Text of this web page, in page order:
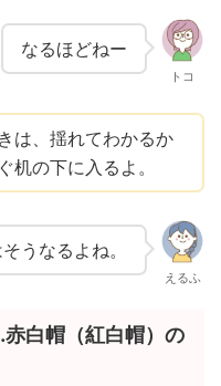
なるほどねー
トコ
は、揺れてわかるか
机の下に入るよ。
うなるよね。
えるふ
白帽（紅白帽）の